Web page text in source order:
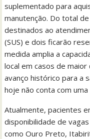
suplementado para
manutenção. Do total
destinados ao
(SUS) e dois ficarão
medida amplia a
local em casos de
avanço histórico para a
hoje não conta com
Atualmente, pacientes
disponibilidade de
como Ouro Preto,